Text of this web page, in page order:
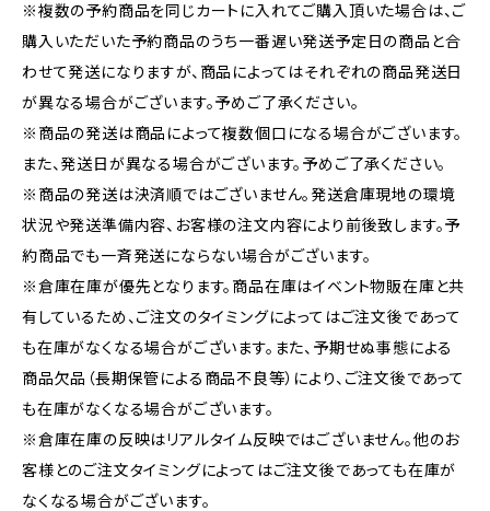
※複数の予約商品を同じカートに入れてご購入頂いた場合は、ご
購入いただいた予約商品のうち一番遅い発送予定日の商品と合
わせて発送になりますが、商品によってはそれぞれの商品発送日
が異なる場合がございます。予めご了承ください。
※商品の発送は商品によって複数個口になる場合がございます。
また、発送日が異なる場合がございます。予めご了承ください。
※商品の発送は決済順ではございません。発送倉庫現地の環境
状況や発送準備内容、お客様の注文内容により前後致します。予
約商品でも一斉発送にならない場合がございます。
※倉庫在庫が優先となります。商品在庫はイベント物販在庫と共
有しているため、ご注文のタイミングによってはご注文後であって
も在庫がなくなる場合がございます。また、予期せぬ事態による
商品欠品（長期保管による商品不良等）により、ご注文後であって
も在庫がなくなる場合がございます。
※倉庫在庫の反映はリアルタイム反映ではございません。他のお
客様とのご注文タイミングによってはご注文後であっても在庫が
なくなる場合がございます。